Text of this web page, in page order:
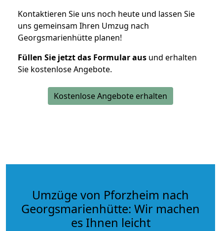
Kontaktieren Sie uns noch heute und lassen Sie
uns gemeinsam Ihren Umzug nach
Georgsmarienhütte planen!
Füllen Sie jetzt das Formular aus und erhalten
Sie kostenlose Angebote.
Kostenlose Angebote erhalten
Umzüge von Pforzheim nach
Georgsmarienhütte: Wir machen
es Ihnen leicht